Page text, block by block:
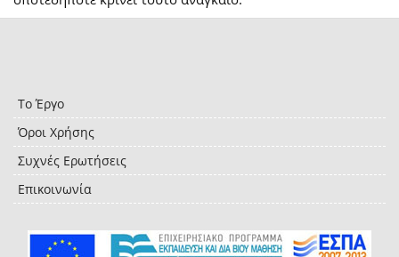
Το Έργο
Όροι Χρήσης
Συχνές Ερωτήσεις
Επικοινωνία